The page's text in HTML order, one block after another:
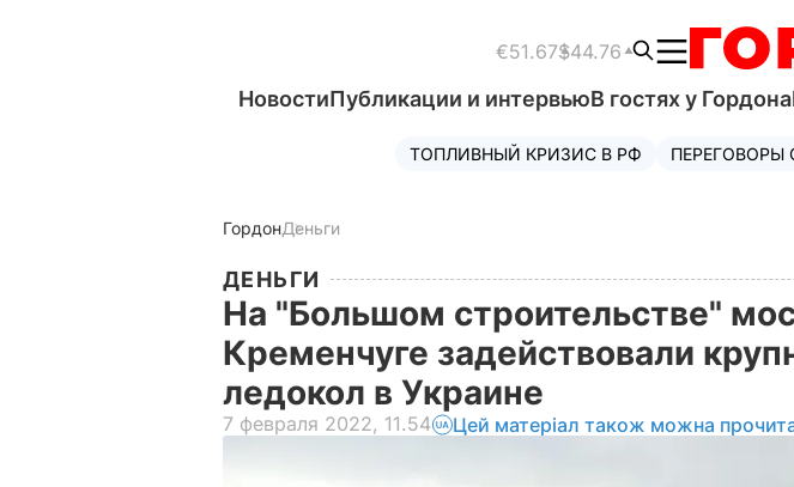
€51.67$44.76
НовостиПубликации и интервьюВ гостях у Гордона
ТОПЛИВНЫЙ КРИЗИС В РФ ПЕРЕГОВОРЫ
ГордонДеньги
ДЕНЬГИ
На "Большом строительстве"
Кременчуге задействовали
ледокол в Украине
7 февраля 2022, 11.54 Цей матеріал також можна